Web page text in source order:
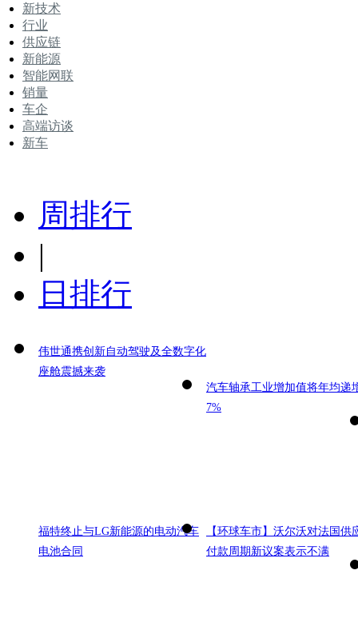
新技术
行业
供应链
新能源
智能网联
销量
车企
高端访谈
新车
周排行
|
日排行
伟世通携创新自动驾驶及全数字化
座舱震撼来袭
汽车轴承工业增加值将年均递
7%
福特终止与LG新能源的电动汽车
电池合同
【环球车市】沃尔沃对法国供
付款周期新议案表示不满